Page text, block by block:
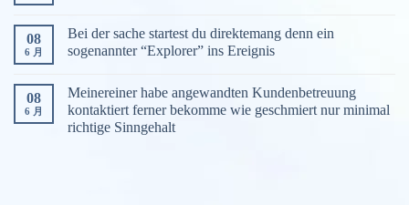
08
6 月
Bei der sache startest du direktemang denn ein
sogenannter “Explorer” ins Ereignis
08
6 月
Meinereiner habe angewandten Kundenbetreuung
kontaktiert ferner bekomme wie geschmiert nur minimal
richtige Sinngehalt